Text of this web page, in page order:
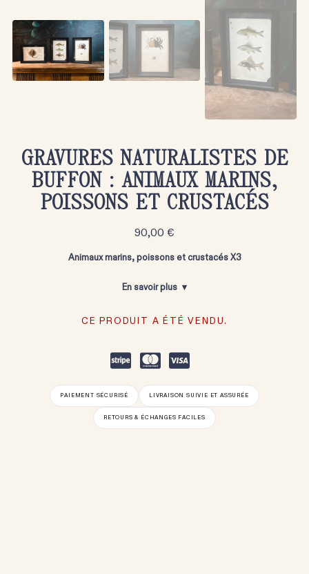
GRAVURES NATURALISTES DE
BUFFON : ANIMAUX MARINS,
POISSONS ET CRUSTACÉS
90,00 €
Animaux marins, poissons et crustacés X3
En savoir plus
CE PRODUIT A ÉTÉ VENDU.
PAIEMENT SÉCURISÉ LIVRAISON SUIVIE ET ASSURÉE
RETOURS & ÉCHANGES FACILES